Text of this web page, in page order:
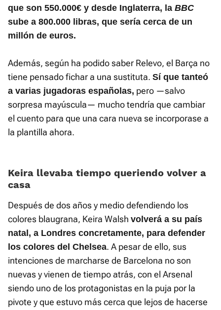
que son 550.000€ y desde Inglaterra, la BBC
sube a 800.000 libras, que sería cerca de un
millón de euros.
Además, según ha podido saber Relevo, el Barça no
tiene pensado fichar a una sustituta. Sí que tanteó
a varias jugadoras españolas, pero —salvo
sorpresa mayúscula— mucho tendría que cambiar
el cuento para que una cara nueva se incorporase a
la plantilla ahora.
Keira llevaba tiempo queriendo volver a
casa
Después de dos años y medio defendiendo los
colores blaugrana, Keira Walsh volverá a su país
natal, a Londres concretamente, para defender
los colores del Chelsea. A pesar de ello, sus
intenciones de marcharse de Barcelona no son
nuevas y vienen de tiempo atrás, con el Arsenal
siendo uno de los protagonistas en la puja por la
pivote y que estuvo más cerca que lejos de hacerse